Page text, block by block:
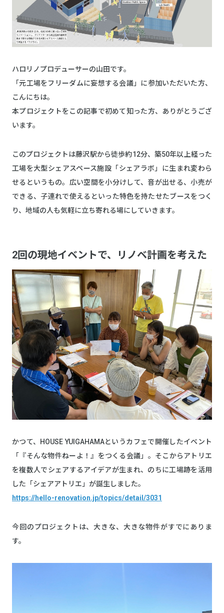
ハロリノプロデューサーの山田です。
「元工場をフリーダムに妄想する会議」に参加いただいた方、
こんにちは。
本プロジェクトをこの記事で初めて知った方、ありがとうござ
います。
このプロジェクトは藤沢駅から徒歩約12分、築50年以上経った
工場を大型シェアスペース施設「シェアラボ」に生まれ変わら
せるというもの。広い空間を小分けして、音が出せる、小売が
できる、子連れで使えるといった特色を持たせたブースをつく
り、地域の人も気軽に立ち寄れる場にしていきます。
2回の現地イベントで、リノベ計画を考えた
かつて、HOUSE YUIGAHAMAというカフェで開催したイベント
「『そんな物件ねーよ！』をつくる会議」。そこからアトリエ
を複数人でシェアするアイデアが生まれ、のちに工場跡を活用
した「シェアアトリエ」が誕生しました。
https://hello-renovation.jp/topics/detail/3031
今回のプロジェクトは、大きな、大きな物件がすでにありま
す。